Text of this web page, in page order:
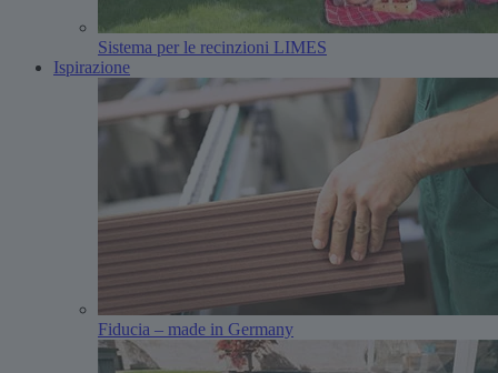
Sistema per le recinzioni LIMES
Ispirazione
Fiducia – made in Germany